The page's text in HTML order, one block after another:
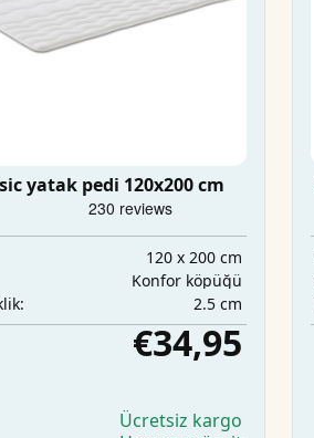
yatak pedi 120x200 cm
120 x 200 cm
Konfor köpüğü
2.5 cm
€34,95
Ücretsiz kargo